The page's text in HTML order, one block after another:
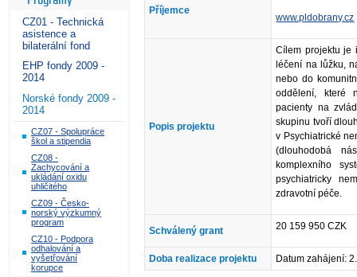
CZ01 - Technická
asistence a
bilaterální fond
EHP fondy 2009 -
2014
Norské fondy 2009 -
2014
CZ07 - Spolupráce
škol a stipendia
CZ08 -
Zachycování a
ukládání oxidu
uhličitého
CZ09 - Česko-
norský výzkumný
program
CZ10 - Podpora
odhalování a
vyšetřování
korupce
Příjemce
www.pldobrany.cz
Popis projektu
Cílem projektu je
léčení na lůžku,
nebo do
oddělení, které
pacienty na
skupinu tvoří
v Psychiatrické
(dlouhodobá
komplexního
psychiatricky
zdravotní péče.
Schválený grant 20 159 950 CZK
Doba realizace projektu Datum zahájení: